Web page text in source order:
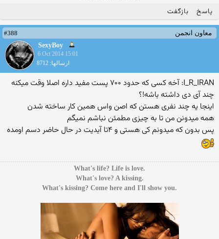
پاسخ بازگفت
معاون انجمن
#388
SexyBoy
6 Oct 2014 15:01
ارسالها: 8712
I_R_IRAN: آخه کسی که حدود ۷۰۰ پست مفید داره اصلا وقت میکنه
چند آی دی داشته باشه!؟
اینجا یه چند نفری هستن که اصن واس همین کار ساخته شدن
همه میدونن من تا به چیزی مطمئن نباشم نمیگم
پس بدون که میدونم کی هستی و ۴تا آیدیت در حال حاضر دسم اومده
.What's life? Life is love
.What's love? A kissing
.What's kissing? Come here and I'll show you